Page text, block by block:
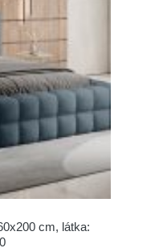
cm, látka: